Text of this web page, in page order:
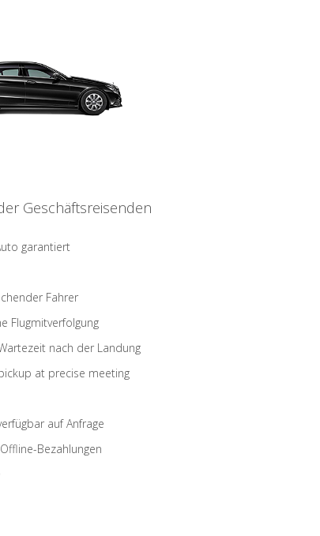
Geschäftsreisenden
garantiert
Fahrer
Flugmitverfolgung
nach der Landung
at precise meeting
auf Anfrage
Bezahlungen